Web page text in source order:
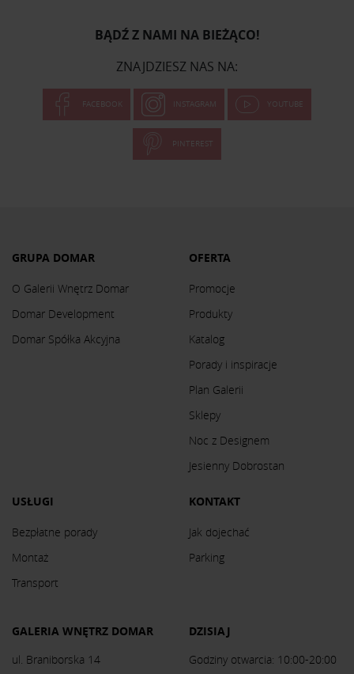
BĄDŹ Z NAMI NA BIEŻĄCO!
ZNAJDZIESZ NAS NA:
FACEBOOK INSTAGRAM YOUTUBE
PINTEREST
GRUPA DOMAR
O Galerii Wnętrz Domar
Domar Development
Domar Spółka Akcyjna
OFERTA
Promocje
Produkty
Katalog
Porady i inspiracje
Plan Galerii
Sklepy
Noc z Designem
Jesienny Dobrostan
USŁUGI
Bezpłatne porady
Montaż
Transport
KONTAKT
Jak dojechać
Parking
GALERIA WNĘTRZ DOMAR
ul. Braniborska 14
DZISIAJ
Godziny otwarcia: 10:00-20:00